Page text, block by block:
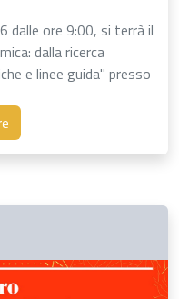
dalle ore 9:00, si terrà il
dalla ricerca
e linee guida" presso